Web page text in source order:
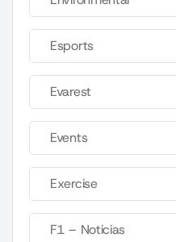
Esports
Evarest
Events
Exercise
F1 – Noticias